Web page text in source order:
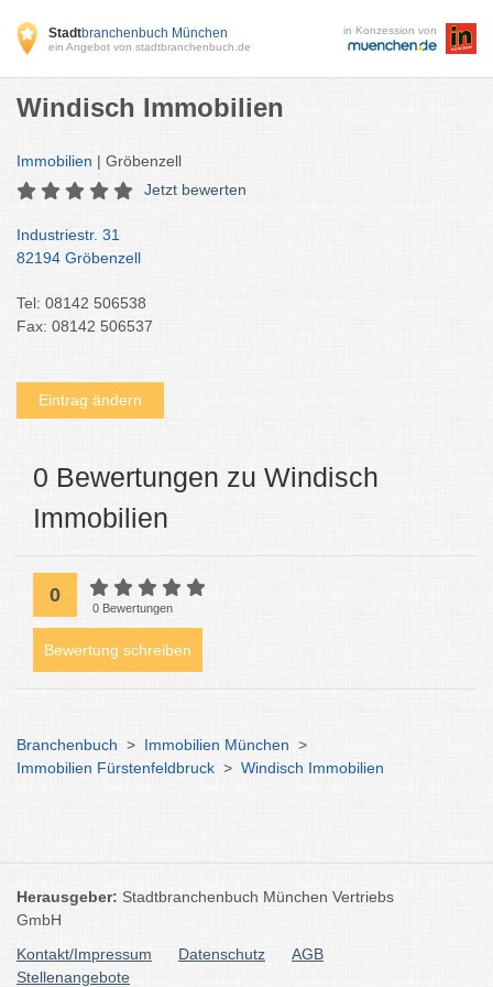
Stadtbranchenbuch München
ein Angebot von stadtbranchenbuch.de
in Konzession von
Windisch Immobilien
Immobilien | Gröbenzell
Jetzt bewerten
Industriestr. 31
82194 Gröbenzell
Tel: 08142 506538
Fax: 08142 506537
Eintrag ändern
0 Bewertungen zu Windisch
Immobilien
0
0 Bewertungen
Bewertung schreiben
Branchenbuch > Immobilien München >
Immobilien Fürstenfeldbruck > Windisch Immobilien
Herausgeber: Stadtbranchenbuch München Vertriebs
GmbH
Kontakt/Impressum
Datenschutz
AGB
Stellenangebote